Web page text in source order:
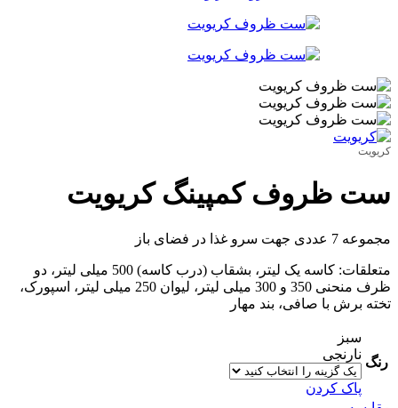
کریویت
ست ظروف کمپینگ کریویت
مجموعه 7 عددی جهت سرو غذا در فضای باز
متعلقات: کاسه یک لیتر، بشقاب (درب کاسه) 500 میلی لیتر، دو
ظرف منحنی 350 و 300 میلی لیتر، لیوان 250 میلی لیتر، اسپورک،
تخته برش با صافی، بند مهار
رنگ
سبز
نارنجی
پاک کردن